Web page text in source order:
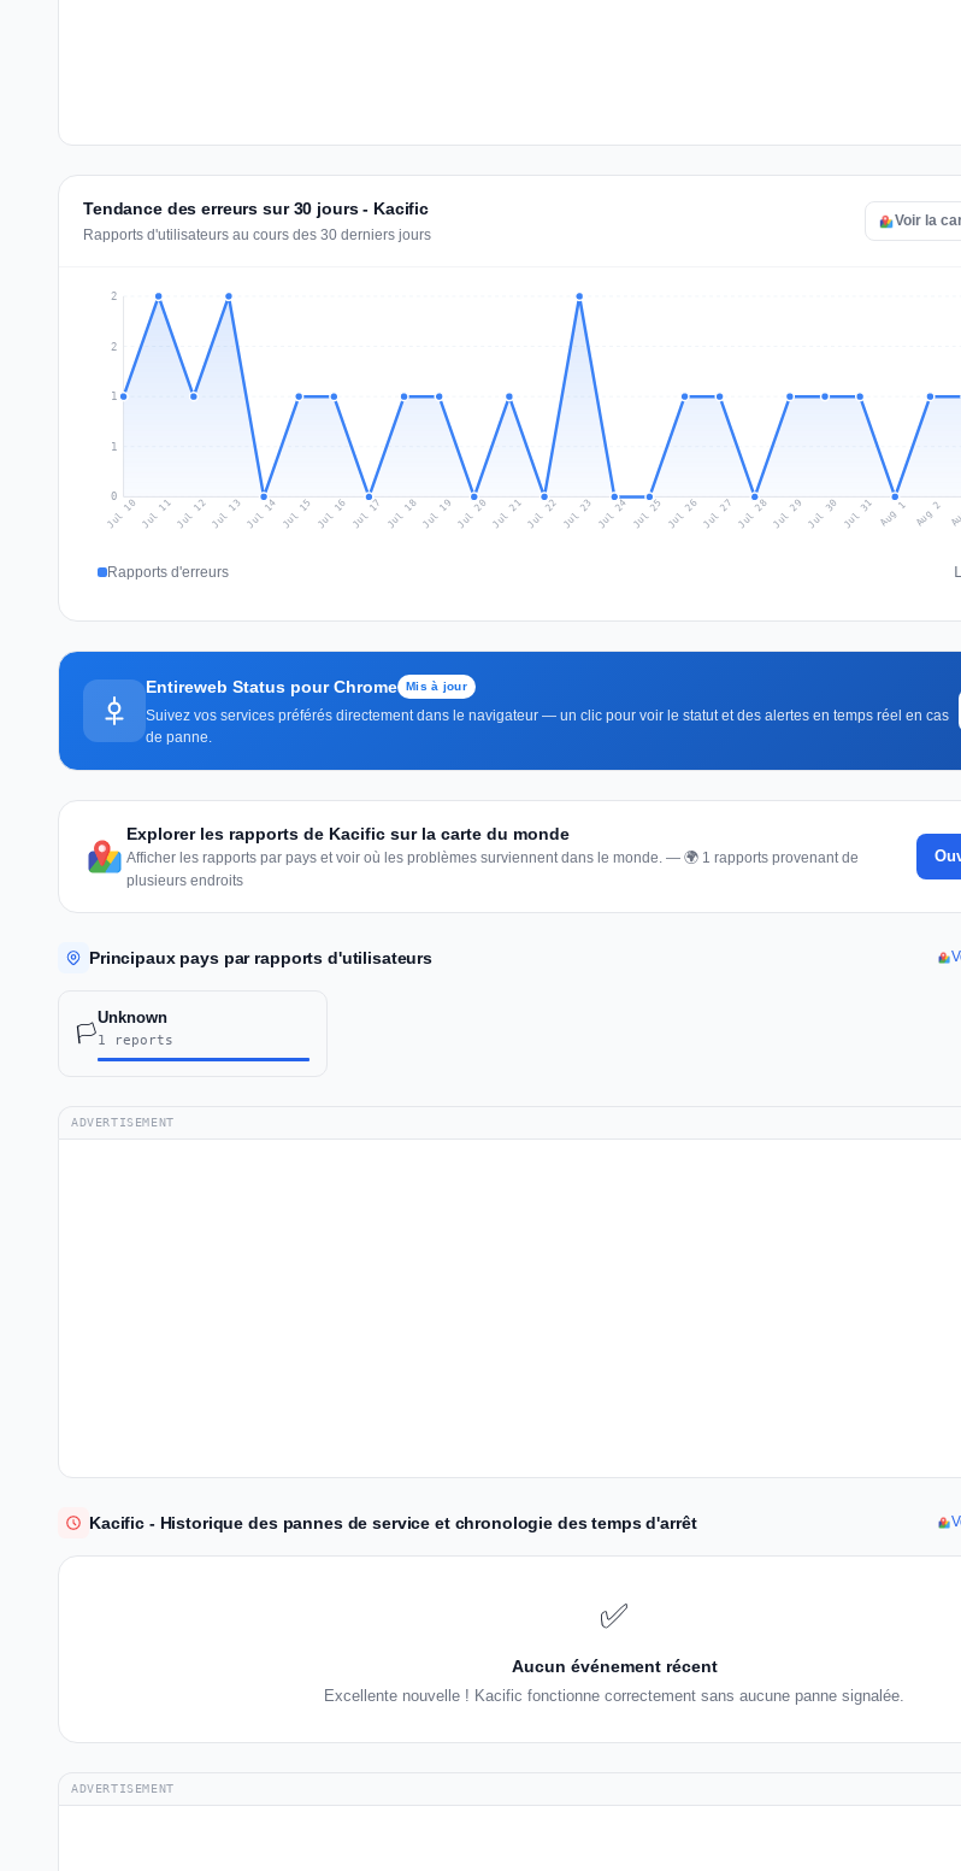
Tendance des erreurs sur 30 jours - Kacific
Rapports d'utilisateurs au cours des 30 derniers jours
Voir la
0
1
1
2
2
Jul 10 Jul 11Jul 12Jul 13 Jul 14 Jul 15 Jul 16 Jul 17 Jul 18Jul 19 Jul 20 Jul 21Jul 22 Jul 23 Jul 24 Jul 25 Jul 26Jul 27 Jul 28Jul 29 Jul 30 Jul 31 Aug 1 Aug 2
Rapports d'erreurs
Entireweb Status pour Chrome Mis à jour
Suivez vos services préférés directement dans le navigateur — un clic pour voir le statut et des alertes en temps réel en cas
de panne.
Explorer les rapports de Kacific sur la carte du monde
Afficher les rapports par pays et voir où les problèmes surviennent dans le monde. — 🌍 1 rapports provenant de
plusieurs endroits
Principaux pays par rapports d'utilisateurs
🏳️
Unknown
1 reports
ADVERTISEMENT
Kacific - Historique des pannes de service et chronologie des temps d'arrêt
✅
Aucun événement récent
Excellente nouvelle ! Kacific fonctionne correctement sans aucune panne signalée.
ADVERTISEMENT